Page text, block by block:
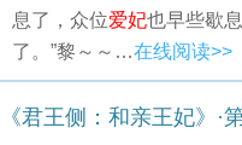
息了，众位爱妃也早些歇
了。”黎～～…在线阅读>>